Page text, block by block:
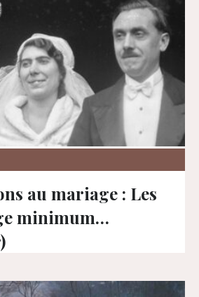
au mariage : Les
minimum…